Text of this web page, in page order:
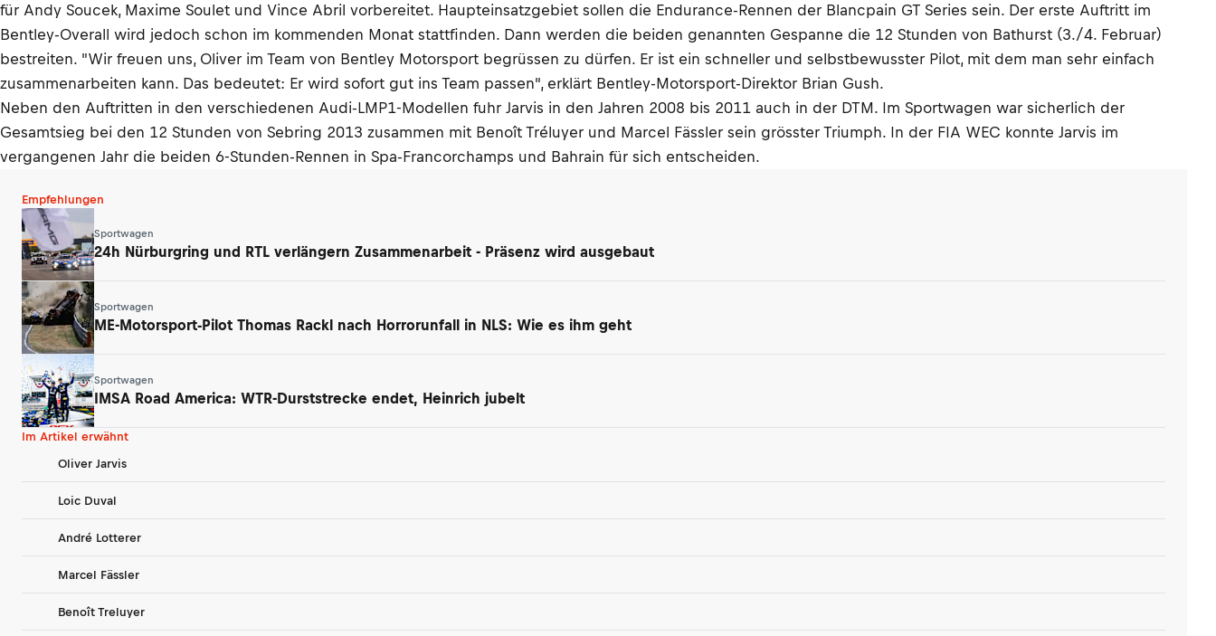
für Andy Soucek, Maxime Soulet und Vince Abril vorbereitet. Haupteinsatzgebiet sollen die Endurance-Rennen der Blancpain GT Series sein. Der erste Auftritt im
Bentley-Overall wird jedoch schon im kommenden Monat stattfinden. Dann werden die beiden genannten Gespanne die 12 Stunden von Bathurst (3./4. Februar)
bestreiten. "Wir freuen uns, Oliver im Team von Bentley Motorsport begrüssen zu dürfen. Er ist ein schneller und selbstbewusster Pilot, mit dem man sehr einfach
zusammenarbeiten kann. Das bedeutet: Er wird sofort gut ins Team passen", erklärt Bentley-Motorsport-Direktor Brian Gush.
Neben den Auftritten in den verschiedenen Audi-LMP1-Modellen fuhr Jarvis in den Jahren 2008 bis 2011 auch in der DTM. Im Sportwagen war sicherlich der
Gesamtsieg bei den 12 Stunden von Sebring 2013 zusammen mit Benoît Tréluyer und Marcel Fässler sein grösster Triumph. In der FIA WEC konnte Jarvis im
vergangenen Jahr die beiden 6-Stunden-Rennen in Spa-Francorchamps und Bahrain für sich entscheiden.
Empfehlungen
Sportwagen
24h Nürburgring und RTL verlängern Zusammenarbeit - Präsenz wird ausgebaut
Sportwagen
ME-Motorsport-Pilot Thomas Rackl nach Horrorunfall in NLS: Wie es ihm geht
Sportwagen
IMSA Road America: WTR-Durststrecke endet, Heinrich jubelt
Im Artikel erwähnt
Oliver Jarvis
Loic Duval
André Lotterer
Marcel Fässler
Benoît Treluyer